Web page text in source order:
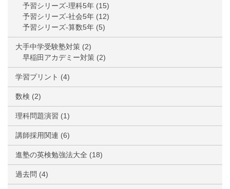
予習シリーズ-理科5年 (15)
予習シリーズ-社会5年 (12)
予習シリーズ-算数5年 (5)
大手中学受験塾対策 (2)
早稲田アカデミー対策 (2)
学習プリント (4)
数検 (2)
理科問題演習 (1)
講師採用関連 (6)
進塾の英検勉強法大全 (18)
過去問 (4)